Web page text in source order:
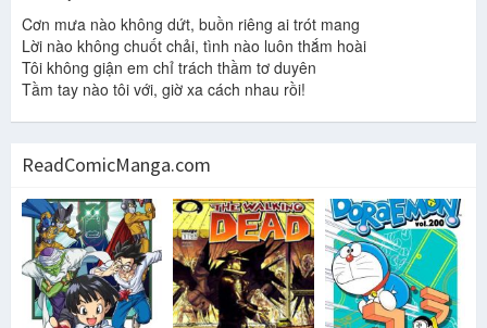
Cơn mưa nào không dứt, buồn riêng ai trót mang
Lời nào không chuốt chải, tình nào luôn thắm hoài
Tôi không giận em chỉ trách thầm tơ duyên
Tầm tay nào tôi với, giờ xa cách nhau rồi!
ReadComicManga.com